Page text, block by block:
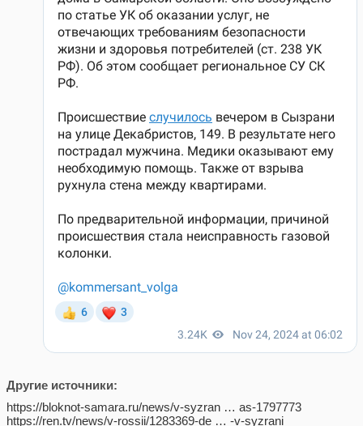
Другие источники:
https://bloknot-samara.ru/news/v-syzran … as-1797773
https://ren.tv/news/v-rossii/1283369-de … -v-syzrani